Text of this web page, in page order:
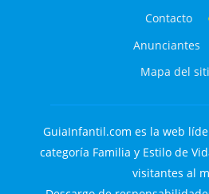
Contacto
Anunciantes
Mapa del
GuiaInfantil.com es la web
categoría Familia y Estilo de
visitantes al